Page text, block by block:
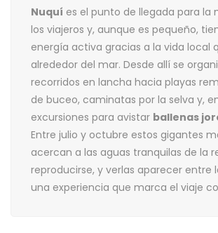
Nuquí es el punto de llegada para la
los viajeros y, aunque es pequeño,
energía activa gracias a la vida local
alrededor del mar. Desde allí se
recorridos en lancha hacia playas
de buceo, caminatas por la selva y,
excursiones para avistar ballenas
Entre julio y octubre estos gigantes
acercan a las aguas tranquilas de la
reproducirse, y verlas aparecer entre
una experiencia que marca el viaje